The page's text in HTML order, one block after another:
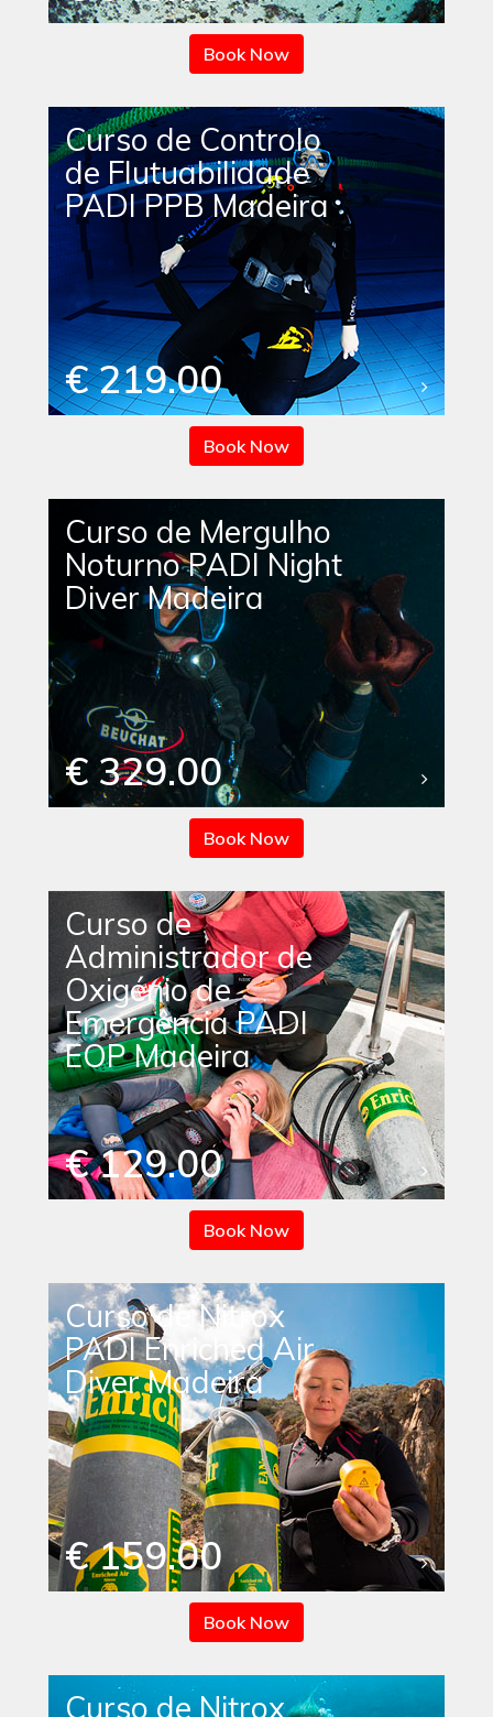
Book Now
Curso de Controlo
de Flutuabilidade
PADI PPB Madeira
€ 219.00
Book Now
Curso de Mergulho
Noturno PADI Night
Diver Madeira
€ 329.00
Book Now
Curso de
Administrador de
Oxigénio de
Emergência PADI
EOP Madeira
€ 129.00
Book Now
Curso de Nitrox
PADI Enriched Air
Diver Madeira
€ 159.00
Book Now
Curso de Nitrox